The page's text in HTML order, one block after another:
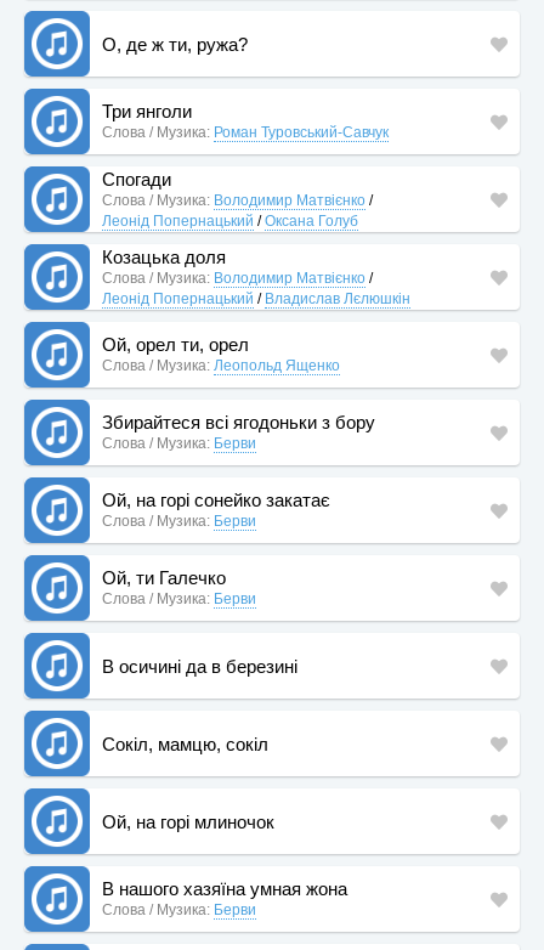
О, де ж ти, ружа?
Три янголи
Слова / Музика: Роман Туровський-Савчук
Спогади
Слова / Музика: Володимир Матвієнко /
Леонід Попернацький /Оксана Голуб
Козацька доля
Слова / Музика: Володимир Матвієнко /
Леонід Попернацький / Владислав Лєлюшкін
Ой, орел ти, орел
Слова / Музика: Леопольд Ященко
Збирайтеся всі ягодоньки з бору
Слова / Музика: Берви
Ой, на горі сонейко закатає
Слова / Музика: Берви
Ой, ти Галечко
Слова / Музика: Берви
В осичині да в березині
Сокіл, мамцю, сокіл
Ой, на горі млиночок
В нашого хазяїна умная жона
Слова / Музика: Берви